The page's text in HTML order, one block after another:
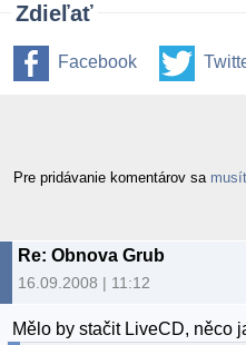
Zdieľať
Facebook
Pre pridávanie komentárov sa
Re: Obnova Grub
16.09.2008 | 11:12
Mělo by stačit LiveCD, něco